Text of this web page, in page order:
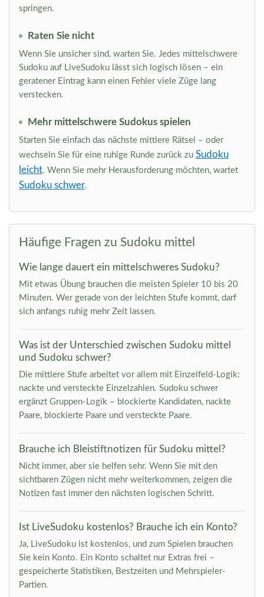
springen.
Raten Sie nicht
Wenn Sie unsicher sind, warten Sie. Jedes mittelschwere
Sudoku auf LiveSudoku lässt sich logisch lösen – ein
geratener Eintrag kann einen Fehler viele Züge lang
verstecken.
Mehr mittelschwere Sudokus spielen
Starten Sie einfach das nächste mittlere Rätsel – oder
wechseln Sie für eine ruhige Runde zurück zu Sudoku
leicht. Wenn Sie mehr Herausforderung möchten, wartet
Sudoku schwer.
Häufige Fragen zu Sudoku mittel
Wie lange dauert ein mittelschweres Sudoku?
Mit etwas Übung brauchen die meisten Spieler 10 bis 20
Minuten. Wer gerade von der leichten Stufe kommt, darf
sich anfangs ruhig mehr Zeit lassen.
Was ist der Unterschied zwischen Sudoku mittel
und Sudoku schwer?
Die mittlere Stufe arbeitet vor allem mit Einzelfeld-Logik:
nackte und versteckte Einzelzahlen. Sudoku schwer
ergänzt Gruppen-Logik – blockierte Kandidaten, nackte
Paare, blockierte Paare und versteckte Paare.
Brauche ich Bleistiftnotizen für Sudoku mittel?
Nicht immer, aber sie helfen sehr. Wenn Sie mit den
sichtbaren Zügen nicht mehr weiterkommen, zeigen die
Notizen fast immer den nächsten logischen Schritt.
Ist LiveSudoku kostenlos? Brauche ich ein Konto?
Ja, LiveSudoku ist kostenlos, und zum Spielen brauchen
Sie kein Konto. Ein Konto schaltet nur Extras frei –
gespeicherte Statistiken, Bestzeiten und Mehrspieler-
Partien.